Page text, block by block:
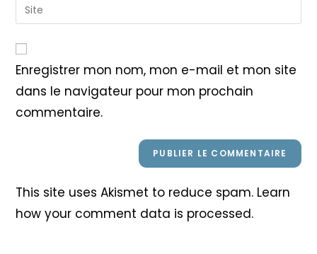
to
comment
address
Saisir
l’URL
votre
site
(facultatif)
Enregistrer mon nom, mon e-mail et mon site
dans le navigateur pour mon prochain
commentaire.
This site uses Akismet to reduce spam. Learn
how your comment data is processed.